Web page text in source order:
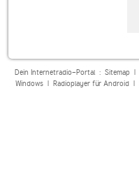
Dein Internetradio-Portal : Sitemap|
Windows| Radioplayer für Android|